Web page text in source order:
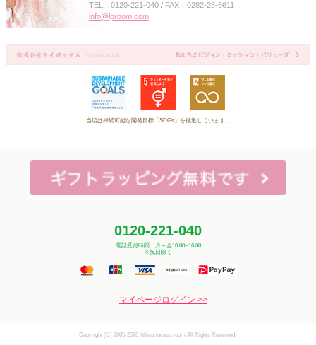
TEL：0120-221-040 / FAX：0282-28-6611
info@lproom.com
当店は持続可能な開発目標「SDGs」を推進しています。
0120-221-040
電話受付時間：月～金10:00~16:00
※祝日除く
マイページログイン >>
Copyright (C) 2005-2026 little princess room All Rights Reserved.